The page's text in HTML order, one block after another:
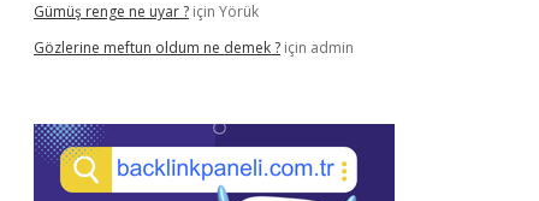
Gümüş renge ne uyar ? için Yörük
Gözlerine meftun oldum ne demek ? için admin